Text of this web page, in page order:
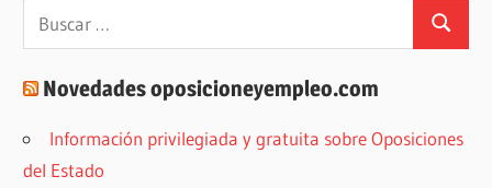
Buscar
Novedades oposicioneyempleo.com
Información privilegiada y gratuita sobre Oposiciones
del Estado